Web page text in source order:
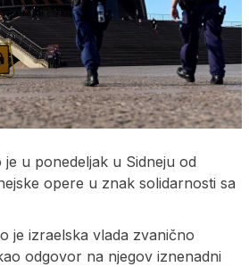
u ponedeljak u Sidneju od
opere u znak solidarnosti sa
je izraelska vlada zvanično
odgovor na njegov iznenadni